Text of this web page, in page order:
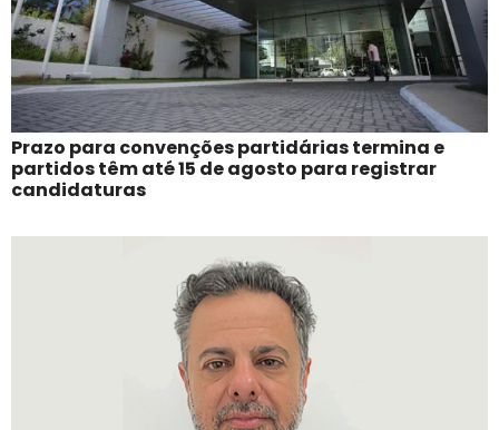
Prazo para convenções partidárias termina e
partidos têm até 15 de agosto para registrar
candidaturas